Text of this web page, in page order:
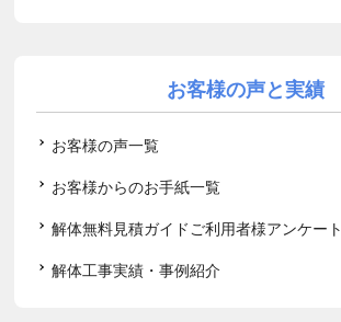
お客様の声と実績
お客様の声一覧
お客様からのお手紙一覧
解体無料見積ガイドご利用者様アンケート
解体工事実績・事例紹介